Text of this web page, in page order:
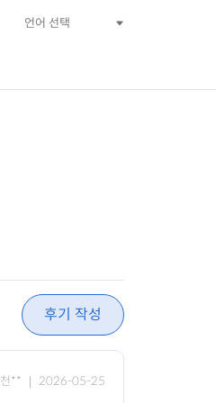
후기 작성
천** ｜ 2026-05-25